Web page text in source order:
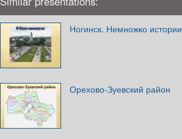
Ногинск. Немножко истории
Орехово-Зуевский район